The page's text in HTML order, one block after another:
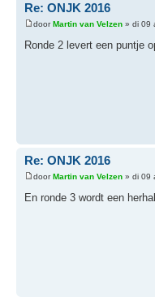
Re: ONJK 2016
doorMartin van Velzen » di 09
Ronde 2 levert een puntje
Re: ONJK 2016
doorMartin van Velzen » di 09
En ronde 3 wordt een